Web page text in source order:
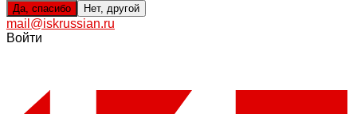
Да, спасибо Нет, другой
mail@iskrussian.ru
Войти